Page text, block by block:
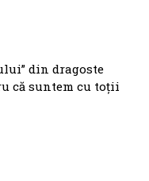
din dragoste
că suntem cu toții